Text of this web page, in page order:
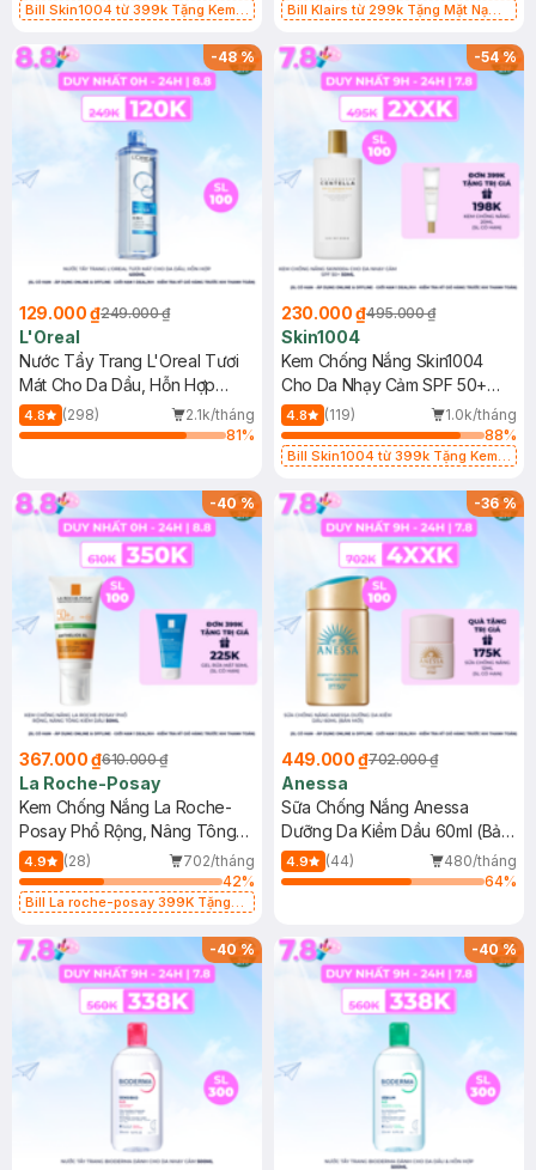
Bill Skin1004 từ 399k Tặng Kem
SPF 50+ 20ml (SL Có Hạn)
Bill Klairs từ 299k Tặng Mặt Nạ
25ml (SL Có Hạn)
-48%
129.000 ₫249.000 ₫
L'Oreal
Nước Tẩy Trang L'Oreal Tươi
Mát Cho Da Dầu, Hỗn Hợp
400ml
4.8 (298)
2.1k/tháng
81%
-54%
230.000 ₫495.000 ₫
Skin1004
Kem Chống Nắng Skin1004
Cho Da Nhạy Cảm SPF 50+
50ml
4.8 (119)
1.0k/tháng
88%
Bill Skin1004 từ 399k Tặng Kem
SPF 50+ 20ml (SL Có Hạn)
-40%
367.000 ₫610.000 ₫
La Roche-Posay
Kem Chống Nắng La Roche-
Posay Phổ Rộng, Nâng Tông
Kiềm Dầu 50ml
4.9 (28)
702/tháng
42%
Bill La roche-posay 399K Tặng
(SL có hạn)
-36%
449.000 ₫702.000 ₫
Anessa
Sữa Chống Nắng Anessa
Dưỡng Da Kiềm Dầu 60ml (Bản
Mới)
4.9 (44)
480/tháng
64%
-40% -40%